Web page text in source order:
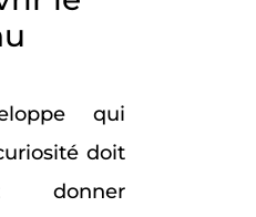
qui
doit
donner